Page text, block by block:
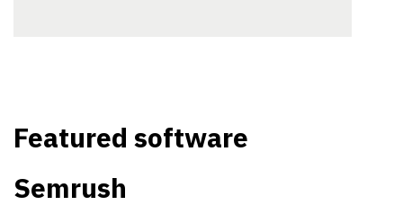
Featured software
Semrush